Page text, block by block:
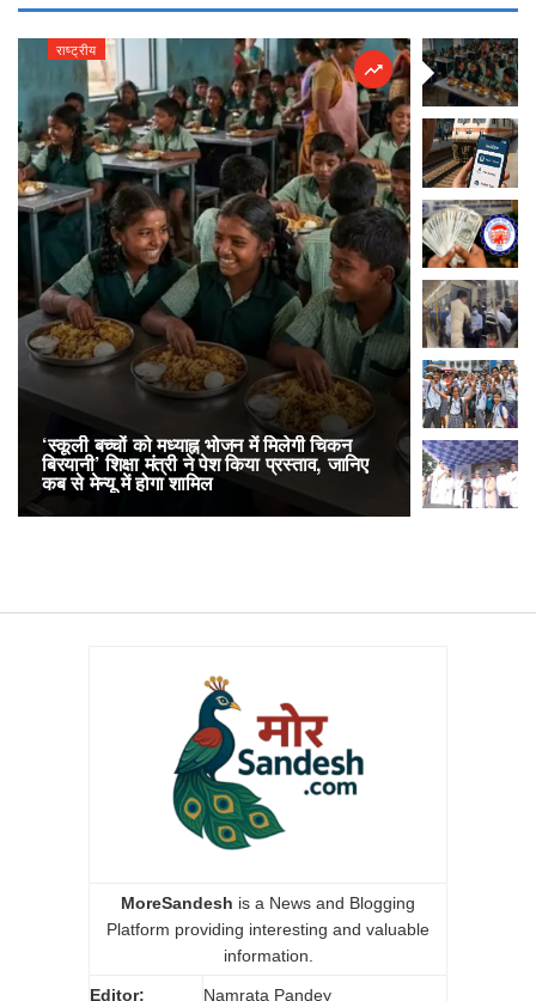
राष्ट्रीय
‘स्कूली बच्चों को मध्याह्न भोजन में मिलेगी चिकन
बिरयानी’ शिक्षा मंत्री ने पेश किया प्रस्ताव, जानिए
कब से मेन्यू में होगा शामिल
राष्ट्रीय
RailOne
लोकप्रिय,
अनारक्षित
MoreSandesh is a News and Blogging
Platform providing interesting and valuable
information.
Editor: Namrata Pandey